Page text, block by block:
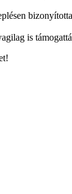
is